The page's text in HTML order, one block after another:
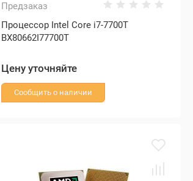
Предзаказ
Процессор Intel Core i7-7700T
BX80662I77700T
Цену уточняйте
Сообщить о наличии